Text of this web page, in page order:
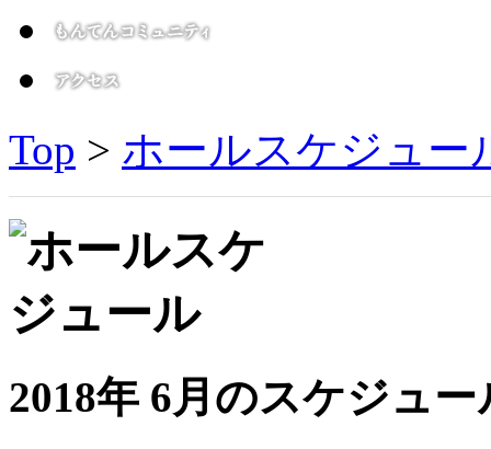
Top > ホールスケジュー
2018年 6月のスケジュー